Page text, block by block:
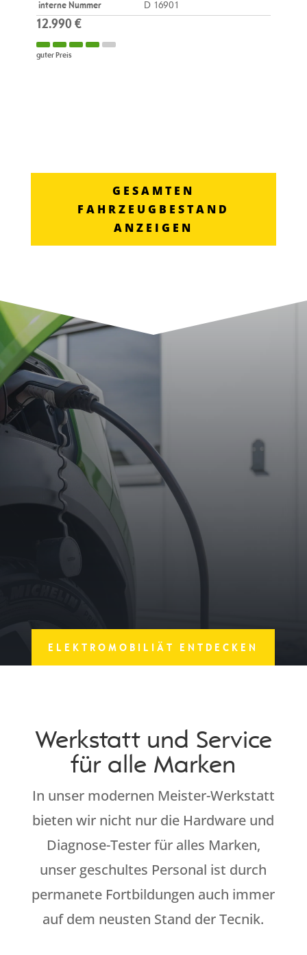
interne Nummer
D 16901
12.990 €
guter Preis
GESAMTEN
FAHRZEUGBESTAND
ANZEIGEN
100%
ELEKTROMOBILIÄT ENTDECKEN
Werkstatt und Service
für alle Marken
In unser modernen Meister-Werkstatt
bieten wir nicht nur die Hardware und
Diagnose-Tester für alles Marken,
unser geschultes Personal ist durch
permanete Fortbildungen auch immer
auf dem neusten Stand der Tecnik.